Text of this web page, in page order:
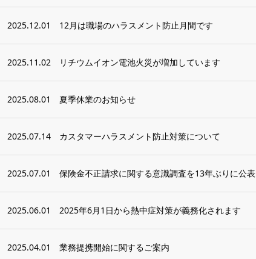
2025.12.01 12月は職場のハラスメント防止月間です
2025.11.02 リチウムイオン電池火災が増加しています
2025.08.01 夏季休業のお知らせ
2025.07.14 カスタマーハラスメント防止対策について
2025.07.01 保険金不正請求に関する意識調査を13年ぶりに公表
2025.06.01 2025年6月1日から熱中症対策が義務化されます
2025.04.01 業務提携開始に関するご案内